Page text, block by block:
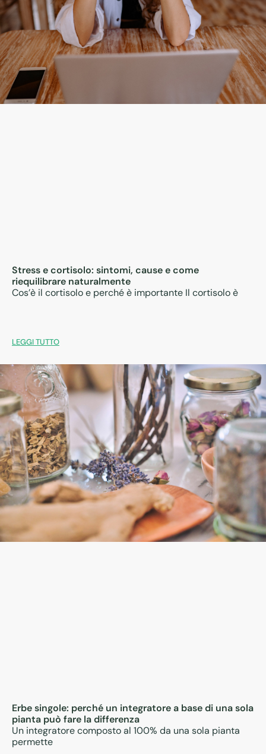
Stress e cortisolo: sintomi, cause e come
riequilibrare naturalmente
Cos’è il cortisolo e perché è importante Il cortisolo è
LEGGI TUTTO
Erbe singole: perché un integratore a base di una sola
pianta può fare la differenza
Un integratore composto al 100% da una sola pianta
permette